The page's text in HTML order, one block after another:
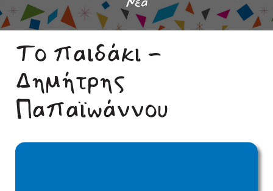
Το παιδάκι -
Δημήτρης
Παπαϊωάννου